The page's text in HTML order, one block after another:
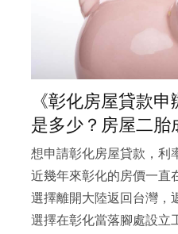
《彰化房屋貸款
是多少？房屋二胎
想申請彰化房屋貸款，利
近幾年來彰化的房價一直
選擇離開大陸返回台灣，
選擇在彰化當落腳處設立